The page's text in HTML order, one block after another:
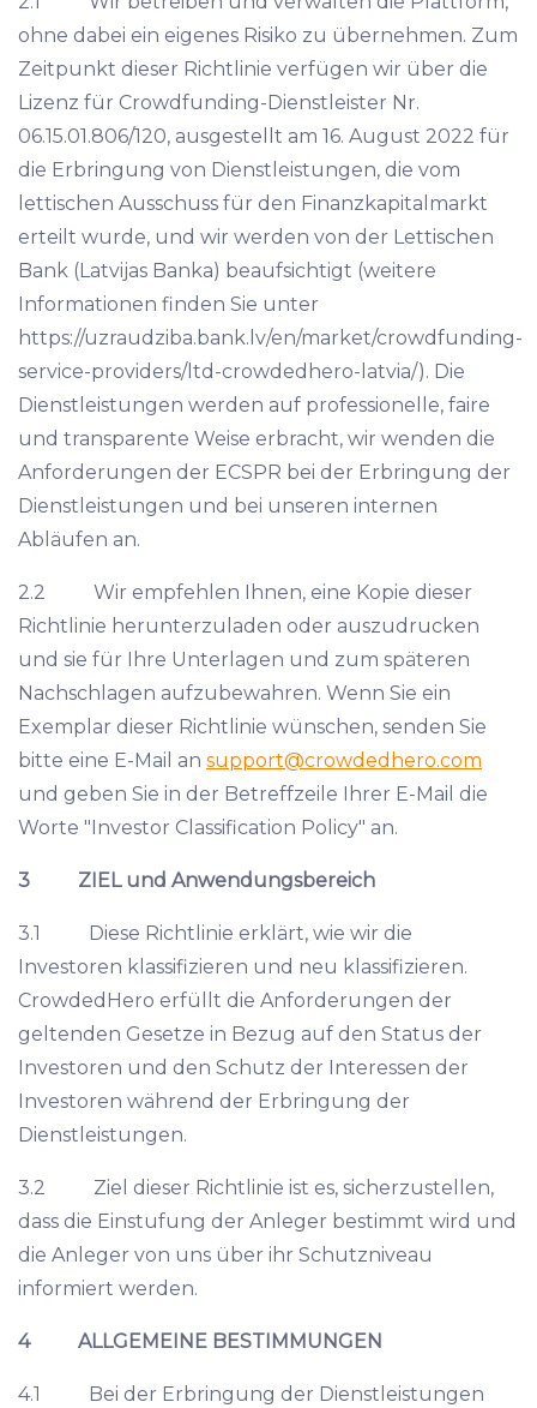
ohne dabei ein eigenes Risiko zu übernehmen. Zum
Zeitpunkt dieser Richtlinie verfügen wir über die
Lizenz für Crowdfunding-Dienstleister Nr.
06.15.01.806/120, ausgestellt am 16. August 2022 für
die Erbringung von Dienstleistungen, die vom
lettischen Ausschuss für den Finanzkapitalmarkt
erteilt wurde, und wir werden von der Lettischen
Bank (Latvijas Banka) beaufsichtigt (weitere
Informationen finden Sie unter
https://uzraudziba.bank.lv/en/market/crowdfunding-
service-providers/ltd-crowdedhero-latvia/). Die
Dienstleistungen werden auf professionelle, faire
und transparente Weise erbracht, wir wenden die
Anforderungen der ECSPR bei der Erbringung der
Dienstleistungen und bei unseren internen
Abläufen an.
2.2 Wir empfehlen Ihnen, eine Kopie dieser
Richtlinie herunterzuladen oder auszudrucken
und sie für Ihre Unterlagen und zum späteren
Nachschlagen aufzubewahren. Wenn Sie ein
Exemplar dieser Richtlinie wünschen, senden Sie
bitte eine E-Mail an support@crowdedhero.com
und geben Sie in der Betreffzeile Ihrer E-Mail die
Worte "Investor Classification Policy" an.
3 ZIEL und Anwendungsbereich
3.1 Diese Richtlinie erklärt, wie wir die
Investoren klassifizieren und neu klassifizieren.
CrowdedHero erfüllt die Anforderungen der
geltenden Gesetze in Bezug auf den Status der
Investoren und den Schutz der Interessen der
Investoren während der Erbringung der
Dienstleistungen.
3.2 Ziel dieser Richtlinie ist es, sicherzustellen,
dass die Einstufung der Anleger bestimmt wird und
die Anleger von uns über ihr Schutzniveau
informiert werden.
4 ALLGEMEINE BESTIMMUNGEN
4.1 Bei der Erbringung der Dienstleistungen